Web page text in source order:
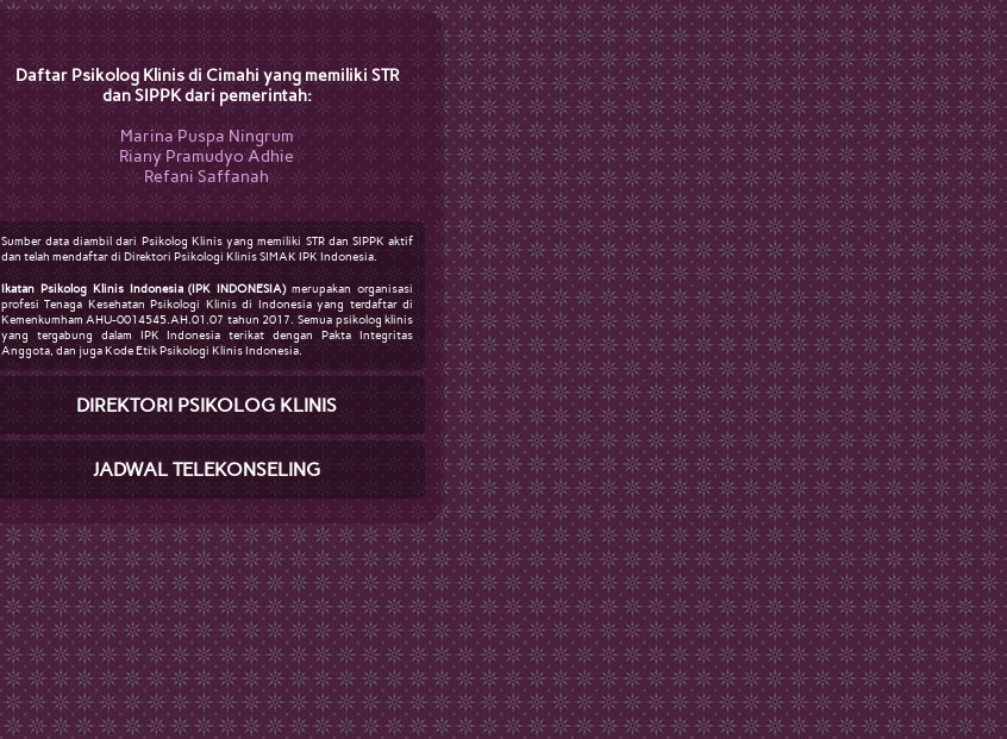
Daftar Psikolog Klinis di Cimahi yang memiliki STR
dan SIPPK dari pemerintah:
Marina Puspa Ningrum
Riany Pramudyo Adhie
Refani Saffanah
Sumber data diambil dari Psikolog Klinis yang memiliki STR dan SIPPK aktif
dan telah mendaftar di Direktori Psikologi Klinis SIMAK IPK Indonesia.
Ikatan Psikolog Klinis Indonesia (IPK INDONESIA)merupakan organisasi
profesi Tenaga Kesehatan Psikologi Klinis di Indonesia yang terdaftar di
Kemenkumham AHU-0014545.AH.01.07 tahun 2017. Semua psikolog klinis
yang tergabung dalam IPK Indonesia terikat dengan Pakta Integritas
Anggota, dan juga Kode Etik Psikologi Klinis Indonesia.
DIREKTORI PSIKOLOG KLINIS
JADWAL TELEKONSELING